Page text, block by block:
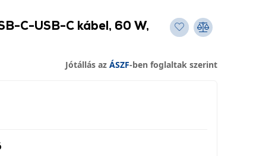
C-USB-C kábel, 60 W,
Jótállás az ÁSZF-ben foglaltak szerint